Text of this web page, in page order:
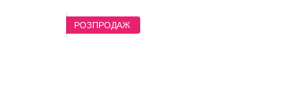
РОЗПРОДАЖ